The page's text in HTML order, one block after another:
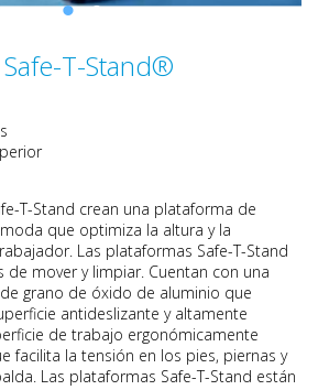
T-Stand®
T-Stand crean una plataforma de
que optimiza la altura y la
Las plataformas Safe-T-Stand
de mover y limpiar. Cuentan con una
grano de óxido de aluminio que
antideslizante y altamente
de trabajo ergonómicamente
facilita la tensión en los pies, piernas y
Las plataformas Safe-T-Stand están